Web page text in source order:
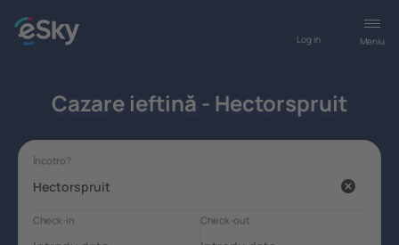
Meniu
Log in
Cazare ieftină - Hectorspruit